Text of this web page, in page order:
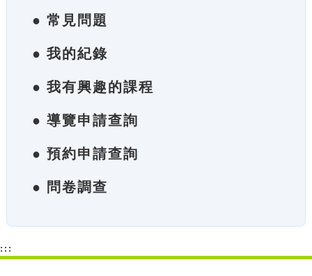
● 常見問題
● 我的紀錄
● 我有興趣的課程
● 導覽申請查詢
● 預約申請查詢
● 問卷調查
:::